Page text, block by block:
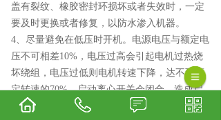
盖有裂纹、橡胶密封环损坏或者失效时，一定
要及时更换或者修复，以防水渗入机器。
4、尽量避免在低压时开机。电源电压与额定电
压不可相差10%，电压过高会引起电机过热烧
坏绕组，电压过低则电机转速下降，达不到额
定转速的70%，启动离心开关会闭合，造成启
动绕组长时间通电而发热甚至烧坏绕组和电容